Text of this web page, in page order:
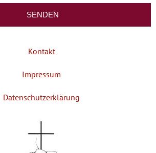
Kontakt
Impressum
Datenschutzerklärung